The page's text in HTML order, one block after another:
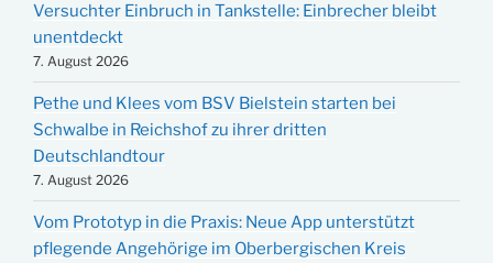
Versuchter Einbruch in Tankstelle: Einbrecher bleibt
unentdeckt
7. August 2026
Pethe und Klees vom BSV Bielstein starten bei
Schwalbe in Reichshof zu ihrer dritten
Deutschlandtour
7. August 2026
Vom Prototyp in die Praxis: Neue App unterstützt
pflegende Angehörige im Oberbergischen Kreis